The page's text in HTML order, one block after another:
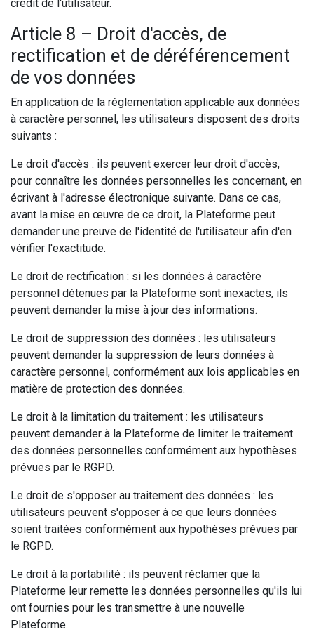
crédit de l'utilisateur.
Article 8 – Droit d'accès, de
rectification et de déréférencement
de vos données
En application de la réglementation applicable aux données
à caractère personnel, les utilisateurs disposent des droits
suivants :
Le droit d'accès : ils peuvent exercer leur droit d'accès,
pour connaître les données personnelles les concernant, en
écrivant à l'adresse électronique suivante. Dans ce cas,
avant la mise en œuvre de ce droit, la Plateforme peut
demander une preuve de l'identité de l'utilisateur afin d'en
vérifier l'exactitude.
Le droit de rectification : si les données à caractère
personnel détenues par la Plateforme sont inexactes, ils
peuvent demander la mise à jour des informations.
Le droit de suppression des données : les utilisateurs
peuvent demander la suppression de leurs données à
caractère personnel, conformément aux lois applicables en
matière de protection des données.
Le droit à la limitation du traitement : les utilisateurs
peuvent demander à la Plateforme de limiter le traitement
des données personnelles conformément aux hypothèses
prévues par le RGPD.
Le droit de s'opposer au traitement des données : les
utilisateurs peuvent s'opposer à ce que leurs données
soient traitées conformément aux hypothèses prévues par
le RGPD.
Le droit à la portabilité : ils peuvent réclamer que la
Plateforme leur remette les données personnelles qu'ils lui
ont fournies pour les transmettre à une nouvelle
Plateforme.